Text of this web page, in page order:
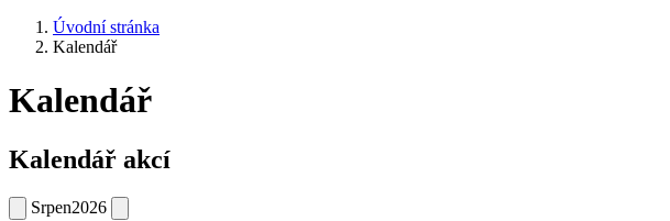
Úvodní stránka
Kalendář
Kalendář
Kalendář akcí
Srpen2026